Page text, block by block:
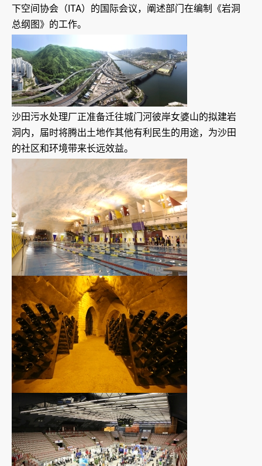
下空间协会（ITA）的国际会议，阐述部门在编制《岩洞
总纲图》的工作。
沙田污水处理厂正准备迁往城门河彼岸女婆山的拟建岩
洞内，届时将腾出土地作其他有利民生的用途，为沙田
的社区和环境带来长远效益。